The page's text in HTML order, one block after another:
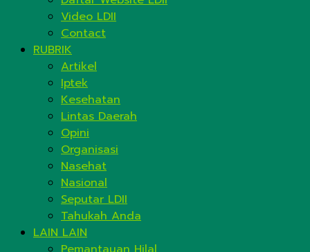
Video LDII
Contact
RUBRIK
Artikel
Iptek
Kesehatan
Lintas Daerah
Opini
Organisasi
Nasehat
Nasional
Seputar LDII
Tahukah Anda
LAIN LAIN